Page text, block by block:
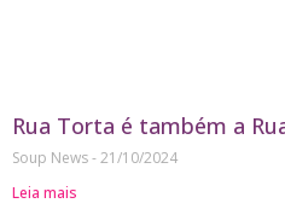
Rua Torta é também a
Soup News 21/10/2024
Leia mais